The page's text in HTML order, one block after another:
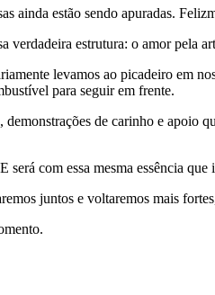
ainda estão sendo apuradas.
verdadeira estrutura: o amor pela
levamos ao picadeiro em
para seguir em frente.
de carinho e
com essa mesma essência que
juntos e voltaremos mais